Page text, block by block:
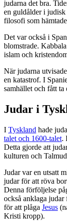
judarna det bra.
en guldålder i
filosofi som
Det var också i
blomstrade.
islam och
När judarna
en katastrof. I
samhället och fått
Judar i
I Tyskland hade
talet och 1600-talet.
Detta gjorde att
kulturen och
Judar var en utsatt
judar för att röva
Denna förföljelse
också anklaga
för att plåga Jesus
Kristi kropp).